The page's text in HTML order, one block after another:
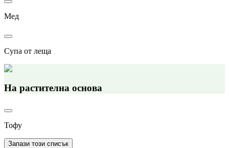
Мед
Супа от леща
На растителна основа
Тофу
Запази този списък